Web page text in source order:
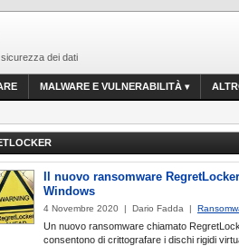
dei dati
MALWARE E VULNERABILITÀ
Il nuovo ransomware
Windows
4 Novembre 2020 | Dario Fadda |
Un nuovo ransomware chiamato
consentono di crittografare i dischi rigidi